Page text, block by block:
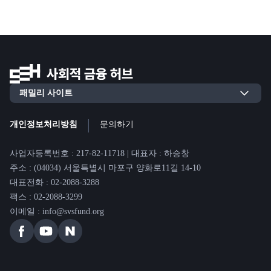
개인정보처리방침 문의하기
사업자등록번호 : 217-82-11718 | 대표자 : 하승창
주소 : (04034) 서울특별시 마포구 양화로11길 14-10
대표전화 : 02-2088-3288
팩스 : 02-2088-3299
이메일 : info@svsfund.org